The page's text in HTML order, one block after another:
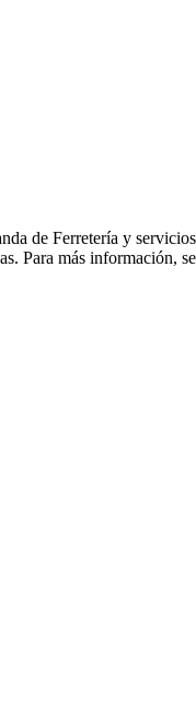
de Ferretería y
Para más